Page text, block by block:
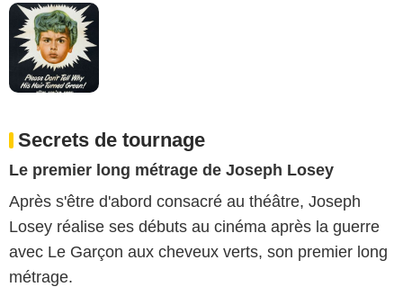
Secrets de tournage
Le premier long métrage de Joseph Losey
Après s'être d'abord consacré au théâtre, Joseph
Losey réalise ses débuts au cinéma après la guerre
avec Le Garçon aux cheveux verts, son premier long
métrage.